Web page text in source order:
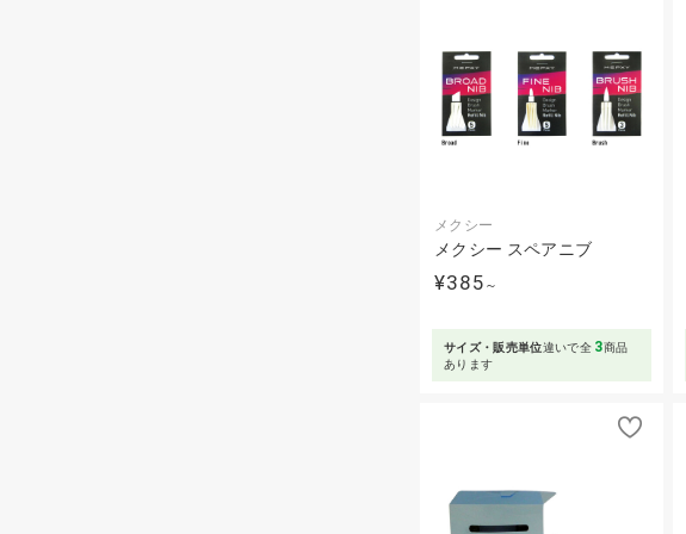
メクシー
メクシー スペアニブ
¥385 ～
サイズ・販売単位違いで全 3商品
あります